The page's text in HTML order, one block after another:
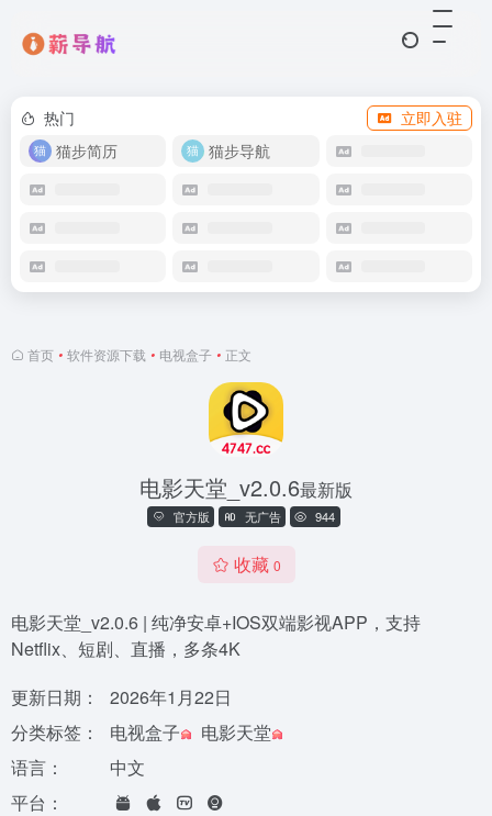
热门
立即入驻
猫步简历
猫步导航
首页 • 软件资源下载 • 电视盒子 • 正文
电影天堂_v2.0.6最新版
官方版 无广告 944
收藏 0
电影天堂_v2.0.6 | 纯净安卓+IOS双端影视APP，支持
Netflix、短剧、直播，多条4K
更新日期：
2026年1月22日
分类标签：
电视盒子
电影天堂
语言：
中文
平台：